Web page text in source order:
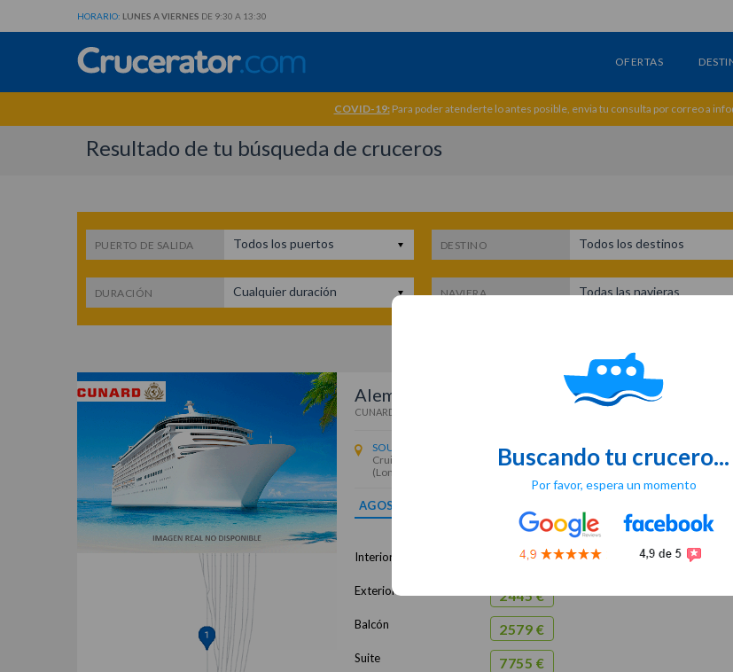
Buscando tu crucero...
Por favor, espera un momento
HORARIO: LUNES A VIERNES DE 9:30 A 13:30
OFERTAS
COVID-19:Para poder atenderte lo antes posible, envia tu consulta por correo a
Resultado de tu búsqueda de cruceros
PUERTO DE SALIDA Todos los puertos DESTINO Todos los destinos
DURACIÓN Cualquier duración NAVIERA Todas las navieras
Alemania, Noruega, Bélgica, Francia
CUNARD
SOUTHAMPTON (LONDRES)> Navegación > Hamburgo (Alemania) >
Cruising Nordfjord > Alesund (Noruega) > Navegación > Hamburgo
(Londres) >
AGOSTO
Interior
Exterior
Balcón
Suite
25/08
1954 €
2445 €
2579 €
7755 €